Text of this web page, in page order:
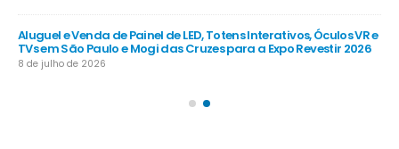
Aluguel e Venda de Painel de LED, Totens Interativos, Óculos VR e
TVs em São Paulo e Mogi das Cruzes para a Expo Revestir 2026
8 de julho de 2026